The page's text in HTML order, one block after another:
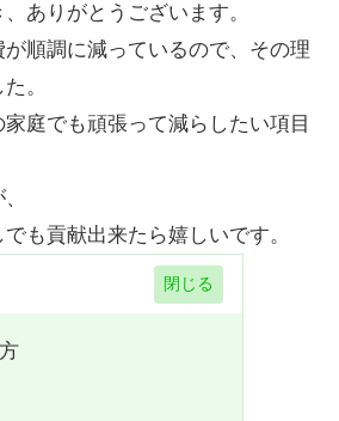
ありがとうございます。
順調に減っているので、その理
。
庭でも頑張って減らしたい項目
も貢献出来たら嬉しいです。